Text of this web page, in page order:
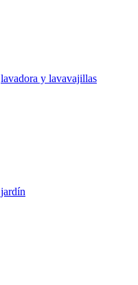
lavadora y lavavajillas
jardín